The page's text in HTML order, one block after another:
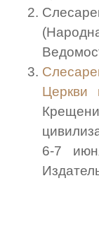
Церкви
6-7